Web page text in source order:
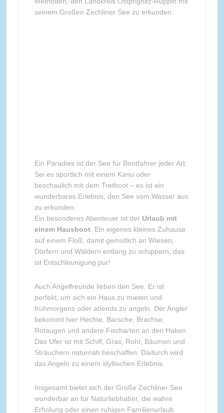
seinem Großen Zechliner See zu erkunden.
Ein Paradies ist der See für Bootfahrer jeder Art.
Sei es sportlich mit einem Kanu oder
beschaulich mit dem Tretboot – es ist ein
wunderbares Erlebnis, den See vom Wasser aus
zu erkunden.
Ein besonderes Abenteuer ist der Urlaub mit
einem Hausboot. Ein eigenes kleines Zuhause
auf einem Floß, damit gemütlich an Wiesen,
Dörfern und Wäldern entlang zu schippern, das
ist Entschleunigung pur!
Auch Angelfreunde lieben den See. Er ist
perfekt, um sich ein Haus zu mieten und
frühmorgens oder abends zu angeln. Der Angler
bekommt hier Hechte, Barsche, Brachse,
Rotaugen und andere Fischarten an den Haken.
Das Ufer ist mit Schilf, Gras, Rohr, Bäumen und
Sträuchern naturnah beschaffen. Dadurch wird
das Angeln zu einem idyllischen Erlebnis.
Insgesamt bietet sich der Große Zechliner See
wunderbar an für Naturliebhaber, die wahre
Erholung oder einen ruhigen Familienurlaub